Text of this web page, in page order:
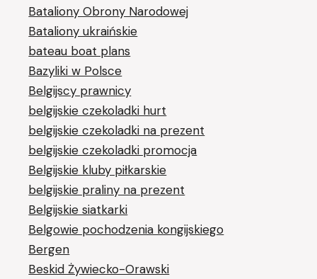
Bataliony Obrony Narodowej
Bataliony ukraińskie
bateau boat plans
Bazyliki w Polsce
Belgijscy prawnicy
belgijskie czekoladki hurt
belgijskie czekoladki na prezent
belgijskie czekoladki promocja
Belgijskie kluby piłkarskie
belgijskie praliny na prezent
Belgijskie siatkarki
Belgowie pochodzenia kongijskiego
Bergen
Beskid Żywiecko-Orawski